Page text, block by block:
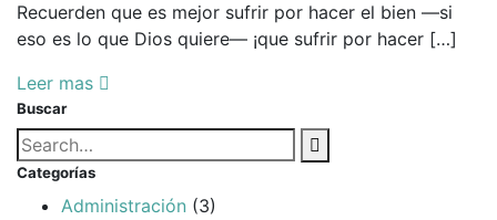
Recuerden que es mejor sufrir por hacer el bien —si
eso es lo que Dios quiere— ¡que sufrir por hacer […]
Leer mas
Buscar
Búsqueda
para:
Buscar
Categorías
Administración (3)